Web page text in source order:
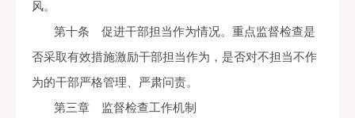
风。
第十条 促进干部担当作为情况。重点监督检查是
否采取有效措施激励干部担当作为，是否对不担当不作
为的干部严格管理、严肃问责。
第三章 监督检查工作机制